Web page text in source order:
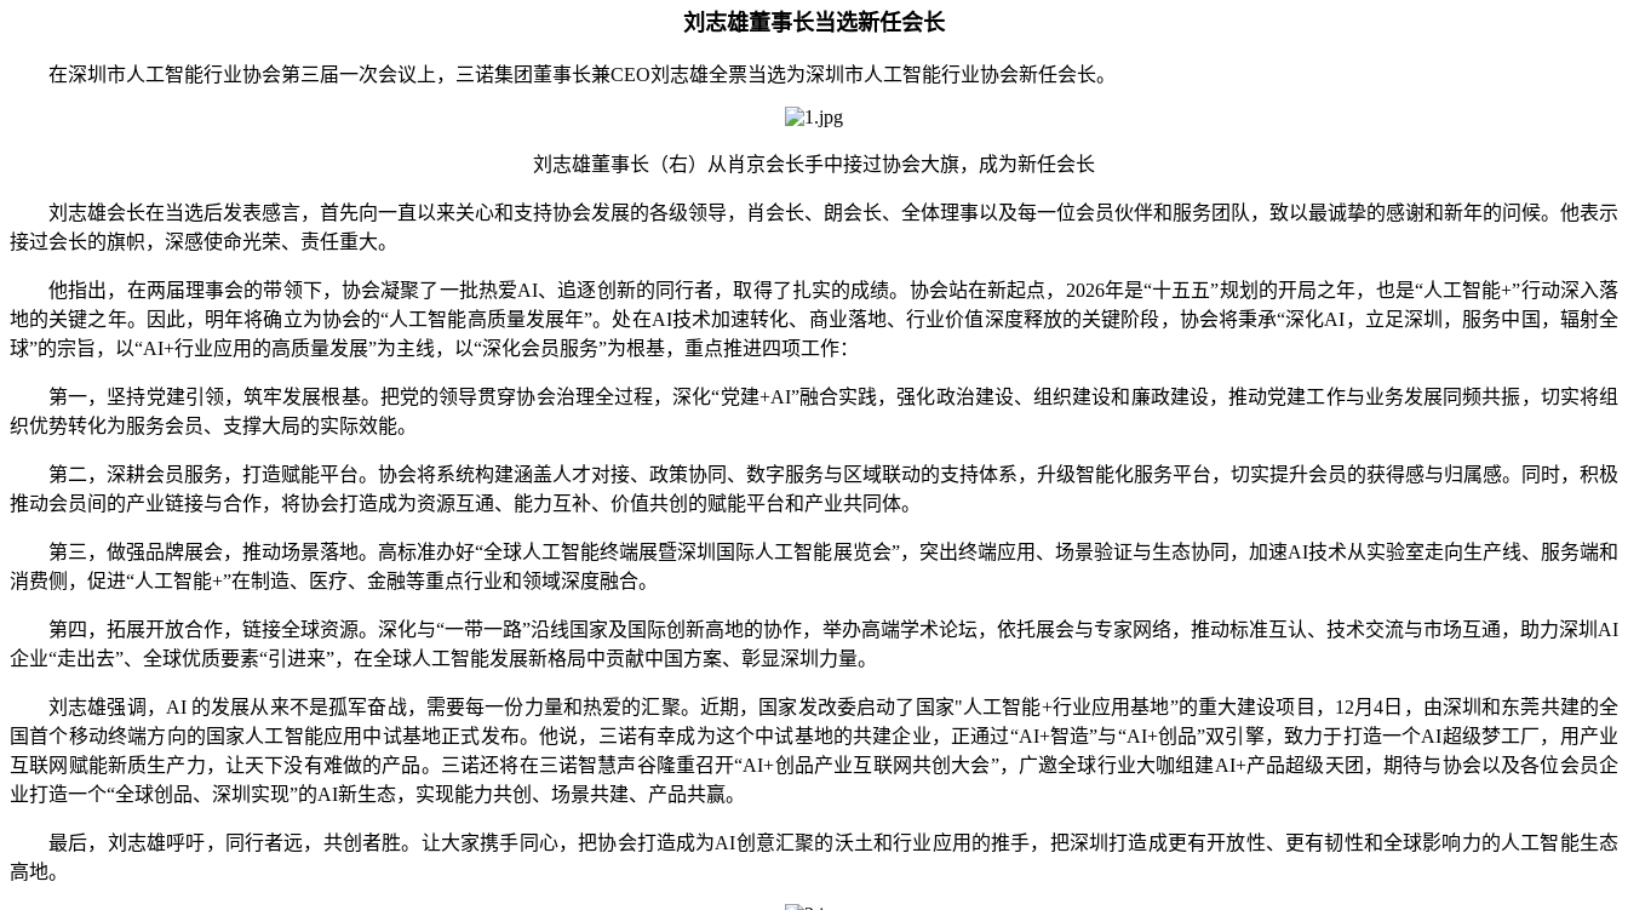
刘志雄董事长当选新任会长
在深圳市人工智能行业协会第三届一次会议上，三诺集团董事长兼CEO刘志雄全票当选为深圳市人工智能行业协会新任会长。
刘志雄董事长（右）从肖京会长手中接过协会大旗，成为新任会长
刘志雄会长在当选后发表感言，首先向一直以来关心和支持协会发展的各级领导，肖会长、朗会长、全体理事以及每一位会员伙伴和服务团队，致以最诚挚的感谢和新年的问候。他表示
接过会长的旗帜，深感使命光荣、责任重大。
他指出，在两届理事会的带领下，协会凝聚了一批热爱AI、追逐创新的同行者，取得了扎实的成绩。协会站在新起点，2026年是“十五五”规划的开局之年，也是“人工智能+”行动深入落
地的关键之年。因此，明年将确立为协会的“人工智能高质量发展年”。处在AI技术加速转化、商业落地、行业价值深度释放的关键阶段，协会将秉承“深化AI，立足深圳，服务中国，辐射全
球”的宗旨，以“AI+行业应用的高质量发展”为主线，以“深化会员服务”为根基，重点推进四项工作：
第一，坚持党建引领，筑牢发展根基。把党的领导贯穿协会治理全过程，深化“党建+AI”融合实践，强化政治建设、组织建设和廉政建设，推动党建工作与业务发展同频共振，切实将组
织优势转化为服务会员、支撑大局的实际效能。
第二，深耕会员服务，打造赋能平台。协会将系统构建涵盖人才对接、政策协同、数字服务与区域联动的支持体系，升级智能化服务平台，切实提升会员的获得感与归属感。同时，积极
推动会员间的产业链接与合作，将协会打造成为资源互通、能力互补、价值共创的赋能平台和产业共同体。
第三，做强品牌展会，推动场景落地。高标准办好“全球人工智能终端展暨深圳国际人工智能展览会”，突出终端应用、场景验证与生态协同，加速AI技术从实验室走向生产线、服务端和
消费侧，促进“人工智能+”在制造、医疗、金融等重点行业和领域深度融合。
第四，拓展开放合作，链接全球资源。深化与“一带一路”沿线国家及国际创新高地的协作，举办高端学术论坛，依托展会与专家网络，推动标准互认、技术交流与市场互通，助力深圳AI
企业“走出去”、全球优质要素“引进来”，在全球人工智能发展新格局中贡献中国方案、彰显深圳力量。
刘志雄强调，AI 的发展从来不是孤军奋战，需要每一份力量和热爱的汇聚。近期，国家发改委启动了国家"人工智能+行业应用基地”的重大建设项目，12月4日，由深圳和东莞共建的全
国首个移动终端方向的国家人工智能应用中试基地正式发布。他说，三诺有幸成为这个中试基地的共建企业，正通过“AI+智造”与“AI+创品”双引擎，致力于打造一个AI超级梦工厂，用产业
互联网赋能新质生产力，让天下没有难做的产品。三诺还将在三诺智慧声谷隆重召开“AI+创品产业互联网共创大会”，广邀全球行业大咖组建AI+产品超级天团，期待与协会以及各位会员企
业打造一个“全球创品、深圳实现”的AI新生态，实现能力共创、场景共建、产品共赢。
最后，刘志雄呼吁，同行者远，共创者胜。让大家携手同心，把协会打造成为AI创意汇聚的沃土和行业应用的推手，把深圳打造成更有开放性、更有韧性和全球影响力的人工智能生态
高地。